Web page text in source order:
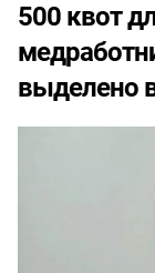
500 квот
выделено